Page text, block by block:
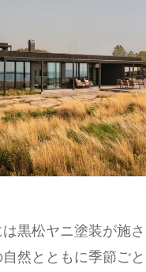
黒松ヤニ塗装が施
然とともに季節ご